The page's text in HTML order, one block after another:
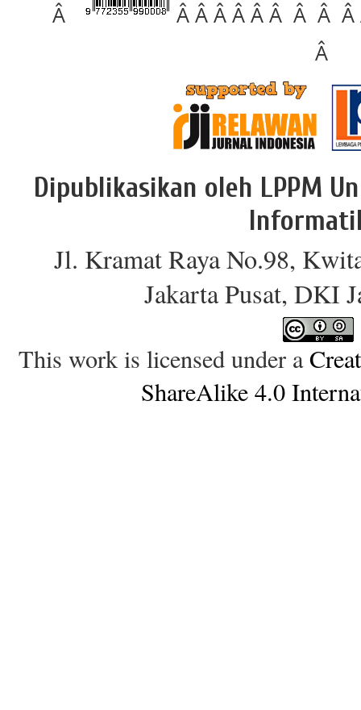
Â
Â Â Â Â Â Â Â Â
Â
Dipublikasikan oleh LPPM
Jl. Kramat Raya No.98,
Jakarta Pusat, DKI
This work is licensed under a
ShareAlike 4.0